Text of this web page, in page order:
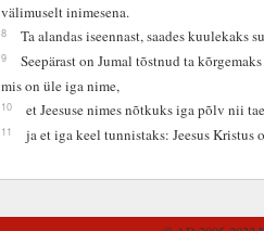
välimuselt inimesena.
8 Ta alandas iseennast, saades kuulekaks
9
Seepärast on Jumal tõstnud ta
mis on üle iga nime,
10 et Jeesuse nimes nõtkuks iga põlv nii
11 ja et iga keel tunnistaks: Jeesus Kristus